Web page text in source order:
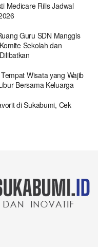
Medicare Rilis Jadwal
Guru SDN Manggis
Sekolah dan
Wisata yang Wajib
Bersama Keluarga
di Sukabumi, Cek